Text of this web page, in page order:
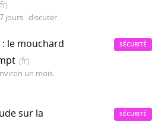
jours discuter
: le mouchard
(fr)
un mois
SÉCURITÉ
sur la
SÉCURITÉ